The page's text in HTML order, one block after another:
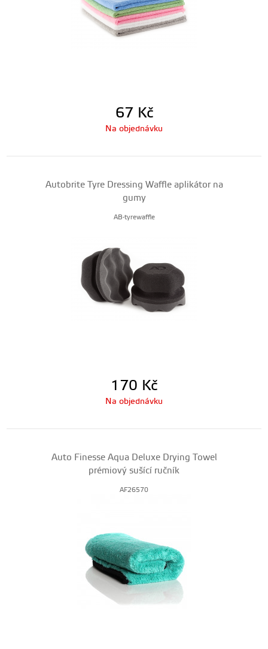
67 Kč
Na objednávku
Autobrite Tyre Dressing Waffle aplikátor na
gumy
AB-tyrewaffle
170 Kč
Na objednávku
Auto Finesse Aqua Deluxe Drying Towel
prémiový sušící ručník
AF26570